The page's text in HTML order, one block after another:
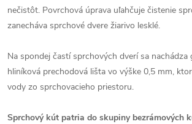
nečistôt. Povrchová úprava uľahčuje čistenie
zanecháva sprchové dvere žiarivo lesklé.
Na spondej častí sprchových dverí sa nachádza
hliníková prechodová lišta vo výške 0,5 mm,
vody zo sprchovacieho priestoru.
Sprchový kút patria do skupiny bezrámových